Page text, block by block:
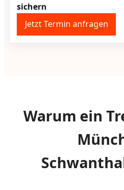
sichern
Jetzt Termin anfragen
Warum ein